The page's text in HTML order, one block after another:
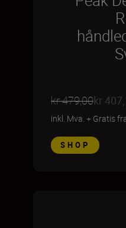
kr 479,00kr
inkl. Mva. + Gratis
SHOP